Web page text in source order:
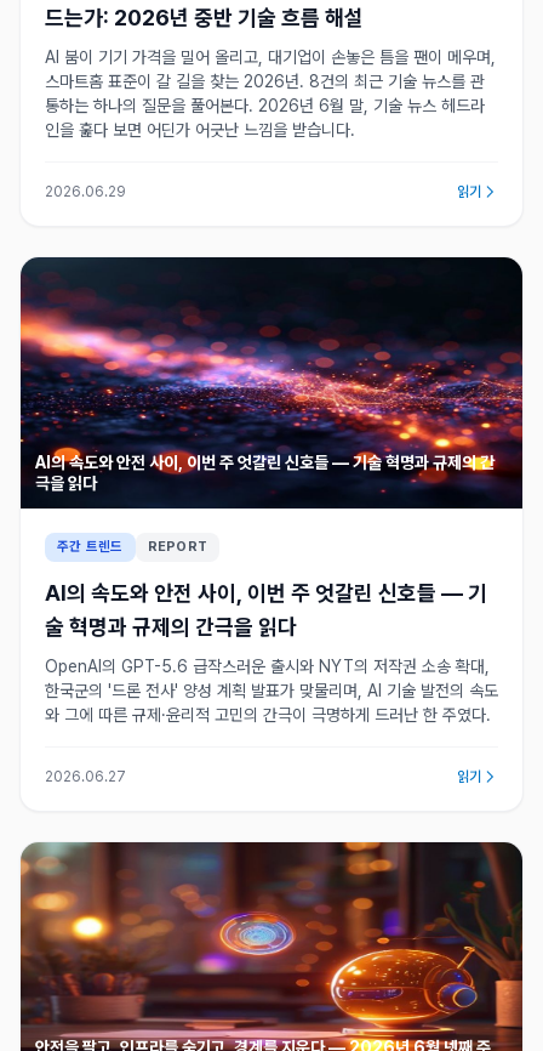
드는가: 2026년 중반 기술 흐름 해설
AI 붐이 기기 가격을 밀어 올리고, 대기업이 손놓은 틈을 팬이 메우며,
스마트홈 표준이 갈 길을 찾는 2026년. 8건의 최근 기술 뉴스를 관
통하는 하나의 질문을 풀어본다. 2026년 6월 말, 기술 뉴스 헤드라
인을 훑다 보면 어딘가 어긋난 느낌을 받습니다.
2026.06.29 읽기
AI의 속도와 안전 사이, 이번 주 엇갈린 신호들 — 기술 혁명과 규제의 간
극을 읽다
주간 트렌드 REPORT
AI의 속도와 안전 사이, 이번 주 엇갈린 신호들 — 기
술 혁명과 규제의 간극을 읽다
OpenAI의 GPT-5.6 급작스러운 출시와 NYT의 저작권 소송 확대,
한국군의 '드론 전사' 양성 계획 발표가 맞물리며, AI 기술 발전의 속도
와 그에 따른 규제·윤리적 고민의 간극이 극명하게 드러난 한 주였다.
2026.06.27 읽기